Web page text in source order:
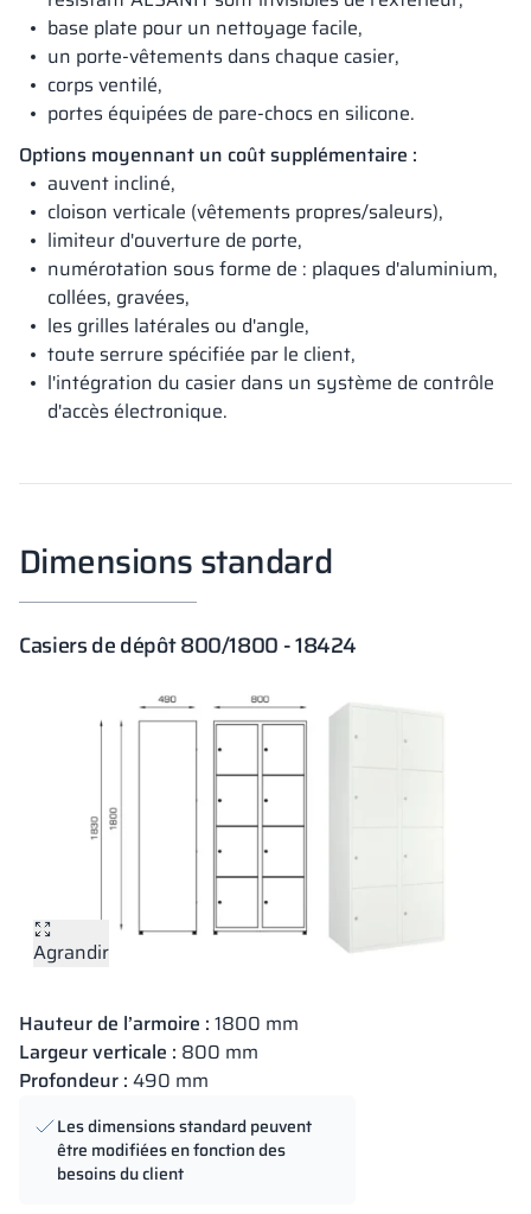
base plate pour un nettoyage facile,
un porte-vêtements dans chaque casier,
corps ventilé,
portes équipées de pare-chocs en silicone.
Options moyennant un coût supplémentaire :
auvent incliné,
cloison verticale (vêtements propres/saleurs),
limiteur d'ouverture de porte,
numérotation sous forme de : plaques d'aluminium,
collées, gravées,
les grilles latérales ou d'angle,
toute serrure spécifiée par le client,
l'intégration du casier dans un système de contrôle
d'accès électronique.
Dimensions standard
Casiers de dépôt 800/1800 - 18424
Agrandir
Hauteur de l’armoire : 1800 mm
Largeur verticale : 800 mm
Profondeur : 490 mm
Les dimensions standard peuvent
être modifiées en fonction des
besoins du client